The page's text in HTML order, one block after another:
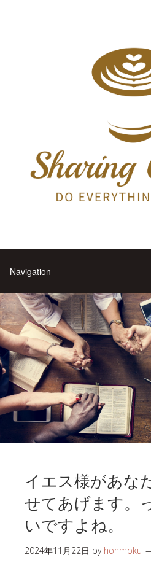
イエス様があな
せてあげます。
いですよね。
2024年11月22日 by honmoku